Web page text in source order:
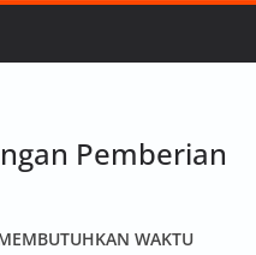
Pemberian
WAKTU